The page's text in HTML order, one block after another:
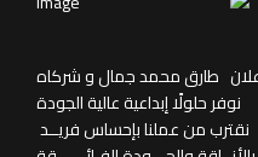
طارق محمد جمال و شركاه
نوفر حلولًا إبداعية عالية الجودة
نقترب من عملنا بإحساس فريــد